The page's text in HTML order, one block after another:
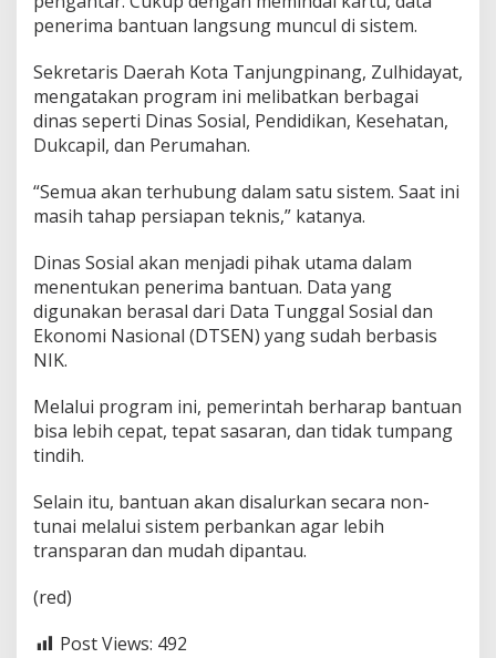
penerima bantuan langsung muncul di sistem.
Sekretaris Daerah Kota Tanjungpinang, Zulhidayat,
mengatakan program ini melibatkan berbagai
dinas seperti Dinas Sosial, Pendidikan, Kesehatan,
Dukcapil, dan Perumahan.
“Semua akan terhubung dalam satu sistem. Saat ini
masih tahap persiapan teknis,” katanya.
Dinas Sosial akan menjadi pihak utama dalam
menentukan penerima bantuan. Data yang
digunakan berasal dari Data Tunggal Sosial dan
Ekonomi Nasional (DTSEN) yang sudah berbasis
NIK.
Melalui program ini, pemerintah berharap bantuan
bisa lebih cepat, tepat sasaran, dan tidak tumpang
tindih.
Selain itu, bantuan akan disalurkan secara non-
tunai melalui sistem perbankan agar lebih
transparan dan mudah dipantau.
(red)
Post Views: 492